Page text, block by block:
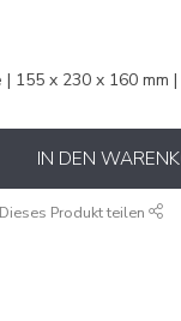
| 155 x 230 x 160 mm
IN DEN
Dieses Produkt teilen